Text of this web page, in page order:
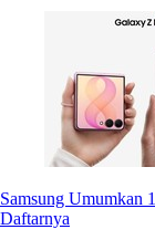
Samsung Umumkan
Daftarnya